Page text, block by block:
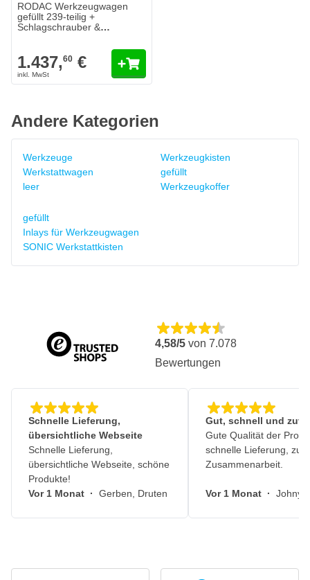
RODAC Werkzeugwagen
gefüllt 239-teilig +
Schlagschrauber &
1.437,60 €
Andere Kategorien
Werkzeuge
Werkstattwagen
leer
Werkzeugkisten
gefüllt
Werkzeugkoffer
gefüllt
Inlays für Werkzeugwagen
SONIC Werkstattkisten
4,58/5 von 7.078
Bewertungen
Schnelle Lieferung,
übersichtliche Webseite
Schnelle Lieferung,
übersichtliche Webseite, schöne
Produkte!
Vor 1 Monat · Gerben, Druten
Gut, schnell und
Gute Qualität der
schnelle Lieferung,
Zusammenarbeit.
Vor 1 Monat · Johny,